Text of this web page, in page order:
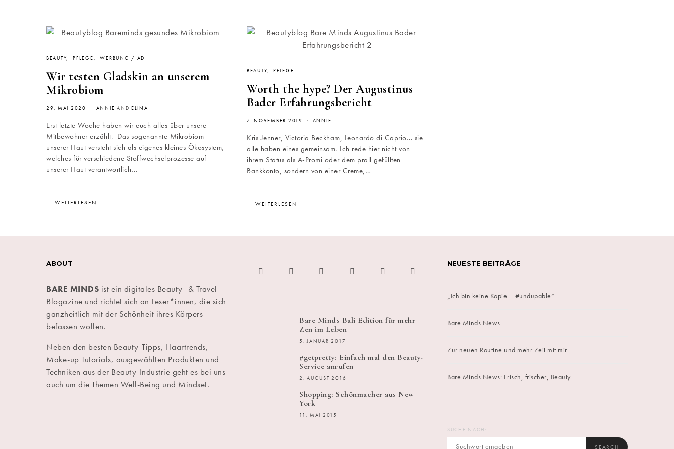
BEAUTY PFLEGE WERBUNG / AD
Wir testen Gladskin an unserem
Mikrobiom
29. MAI 2020 ANNIE ANDELINA
Erst letzte Woche haben wir euch alles über unsere
Mitbewohner erzählt. Das sogenannte Mikrobiom
unserer Haut versteht sich als eigenes kleines Ökosystem,
welches für verschiedene Stoffwechselprozesse auf
unserer Haut verantwortlich…
WEITERLESEN
BEAUTY PFLEGE
Worth the hype? Der Augustinus
Bader Erfahrungsbericht
7. NOVEMBER 2019 ANNIE
Kris Jenner, Victoria Beckham, Leonardo di Caprio… sie
alle haben eines gemeinsam. Ich rede hier nicht von
ihrem Status als A-Promi oder dem prall gefüllten
Bankkonto, sondern von einer Creme,…
WEITERLESEN
ABOUT
BARE MINDS ist ein digitales Beauty- & Travel-
Blogazine und richtet sich an Leser*innen, die sich
ganzheitlich mit der Schönheit ihres Körpers
befassen wollen.
Neben den besten Beauty-Tipps, Haartrends,
Make-up Tutorials, ausgewählten Produkten und
Techniken aus der Beauty-Industrie geht es bei uns
auch um die Themen Well-Being und Mindset.
Bare Minds Bali Edition für mehr
Zen im Leben
5. JANUAR 2017
#getpretty: Einfach mal den Beauty-
Service anrufen
2. AUGUST 2016
Shopping: Schönmacher aus New
York
11. MAI 2015
NEUESTE BEITRÄGE
„Ich bin keine Kopie – #undupable“
Bare Minds News
Zur neuen Routine und mehr Zeit mit mir
Bare Minds News: Frisch, frischer, Beauty
SUCHE NACH:
SEARCH